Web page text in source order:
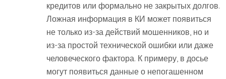
кредитов или формально не закрытых долгов.
Ложная информация в КИ может появиться
не только из-за действий мошенников, но и
из-за простой технической ошибки или даже
человеческого фактора. К примеру, в досье
могут появиться данные о непогашенном